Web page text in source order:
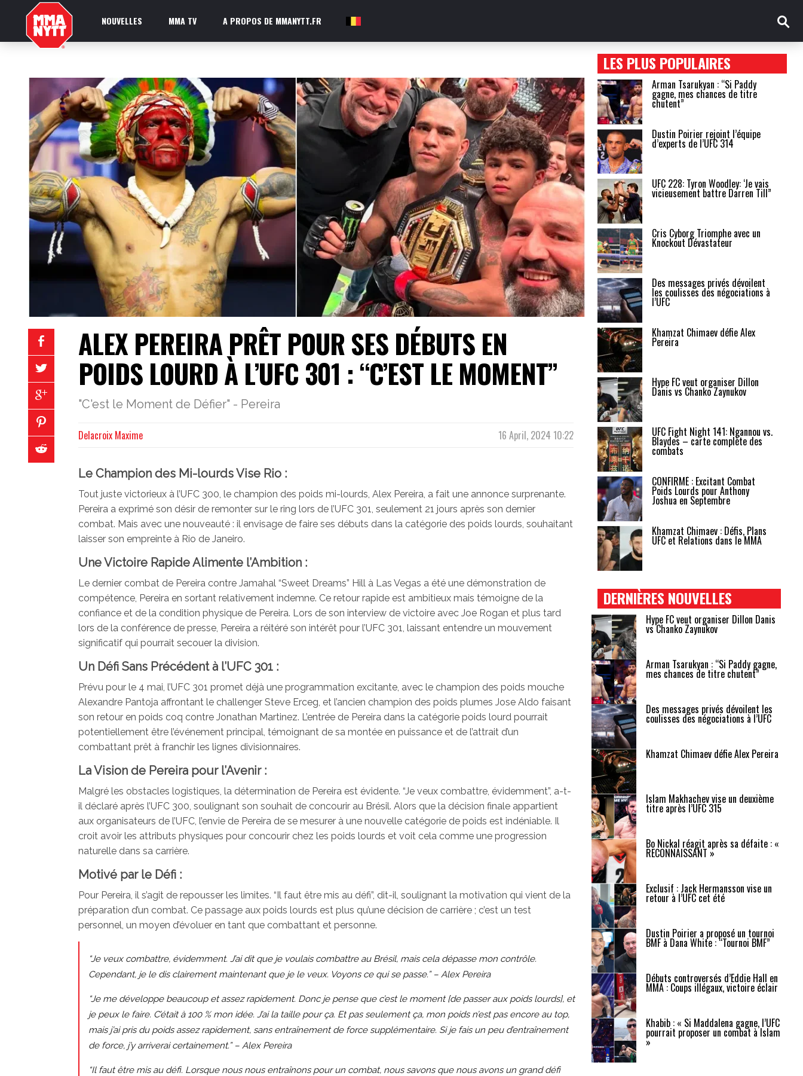
NOUVELLES MMA TV A PROPOS DE MMANYTT.FR FR
ALEX PEREIRA PRÊT POUR SES DÉBUTS EN
POIDS LOURD À L’UFC 301 : “C’EST LE MOMENT”
"C'est le Moment de Défier" - Pereira
16 April, 2024 10:22
Delacroix Maxime
Le Champion des Mi-lourds Vise Rio :
Tout juste victorieux à l’UFC 300, le champion des poids mi-lourds, Alex Pereira, a fait une annonce surprenante.
Pereira a exprimé son désir de remonter sur le ring lors de l’UFC 301, seulement 21 jours après son dernier
combat. Mais avec une nouveauté : il envisage de faire ses débuts dans la catégorie des poids lourds, souhaitant
laisser son empreinte à Rio de Janeiro.
Une Victoire Rapide Alimente l’Ambition :
Le dernier combat de Pereira contre Jamahal “Sweet Dreams” Hill à Las Vegas a été une démonstration de
compétence, Pereira en sortant relativement indemne. Ce retour rapide est ambitieux mais témoigne de la
confiance et de la condition physique de Pereira. Lors de son interview de victoire avec Joe Rogan et plus tard
lors de la conférence de presse, Pereira a réitéré son intérêt pour l’UFC 301, laissant entendre un mouvement
significatif qui pourrait secouer la division.
Un Défi Sans Précédent à l’UFC 301 :
Prévu pour le 4 mai, l’UFC 301 promet déjà une programmation excitante, avec le champion des poids mouche
Alexandre Pantoja affrontant le challenger Steve Erceg, et l’ancien champion des poids plumes Jose Aldo faisant
son retour en poids coq contre Jonathan Martinez. L’entrée de Pereira dans la catégorie poids lourd pourrait
potentiellement être l’événement principal, témoignant de sa montée en puissance et de l’attrait d’un
combattant prêt à franchir les lignes divisionnaires.
La Vision de Pereira pour l’Avenir :
Malgré les obstacles logistiques, la détermination de Pereira est évidente. “Je veux combattre, évidemment”, a-t-
il déclaré après l’UFC 300, soulignant son souhait de concourir au Brésil. Alors que la décision finale appartient
aux organisateurs de l’UFC, l’envie de Pereira de se mesurer à une nouvelle catégorie de poids est indéniable. Il
croit avoir les attributs physiques pour concourir chez les poids lourds et voit cela comme une progression
naturelle dans sa carrière.
Motivé par le Défi :
Pour Pereira, il s’agit de repousser les limites. “Il faut être mis au défi”, dit-il, soulignant la motivation qui vient de la
préparation d’un combat. Ce passage aux poids lourds est plus qu’une décision de carrière ; c’est un test
personnel, un moyen d’évoluer en tant que combattant et personne.
“Je veux combattre, évidemment. J’ai dit que je voulais combattre au Brésil, mais cela dépasse mon contrôle.
Cependant, je le dis clairement maintenant que je le veux. Voyons ce qui se passe.” – Alex Pereira
“Je me développe beaucoup et assez rapidement. Donc je pense que c’est le moment [de passer aux poids lourds], et
je peux le faire. C’était à 100 % mon idée. J’ai la taille pour ça. Et pas seulement ça, mon poids n’est pas encore au top,
mais j’ai pris du poids assez rapidement, sans entraînement de force supplémentaire. Si je fais un peu d’entraînement
de force, j’y arriverai certainement.” – Alex Pereira
“Il faut être mis au défi. Lorsque nous nous entraînons pour un combat, nous savons que nous avons un grand défi
LES PLUS POPULAIRES
Arman Tsarukyan : “Si Paddy
gagne, mes chances de titre
chutent”
Dustin Poirier rejoint l’équipe
d’experts de l’UFC 314
UFC 228: Tyron Woodley: ‘Je vais
vicieusement battre Darren Till”
Cris Cyborg Triomphe avec un
Knockout Dévastateur
Des messages privés dévoilent
les coulisses des négociations à
l’UFC
Khamzat Chimaev défie Alex
Pereira
Hype FC veut organiser Dillon
Danis vs Chanko Zaynukov
UFC Fight Night 141: Ngannou vs.
Blaydes – carte complète des
combats
CONFIRMÉ : Excitant Combat
Poids Lourds pour Anthony
Joshua en Septembre
Khamzat Chimaev : Défis, Plans
UFC et Relations dans le MMA
DERNIÈRES NOUVELLES
Hype FC veut organiser Dillon Danis
vs Chanko Zaynukov
Arman Tsarukyan : “Si Paddy gagne,
mes chances de titre chutent”
Des messages privés dévoilent les
coulisses des négociations à l’UFC
Khamzat Chimaev défie Alex Pereira
Islam Makhachev vise un deuxième
titre après l’UFC 315
Bo Nickal réagit après sa défaite : «
RECONNAISSANT »
Exclusif : Jack Hermansson vise un
retour à l’UFC cet été
Dustin Poirier a proposé un tournoi
BMF à Dana White : “Tournoi BMF”
Débuts controversés d’Eddie Hall en
MMA : Coups illégaux, victoire éclair
Khabib : « Si Maddalena gagne, l’UFC
pourrait proposer un combat à Islam
»